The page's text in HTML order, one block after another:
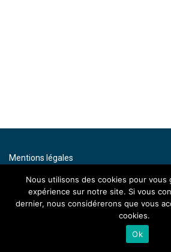
Mentions légales
Contact
By artenium
Nous utilisons des cookies pour vous
expérience sur notre site. Si vous
dernier, nous considérerons que vous
cookies.
Ok